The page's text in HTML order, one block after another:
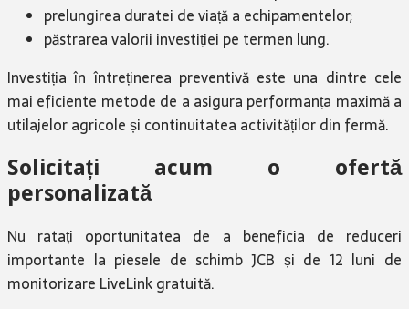
prelungirea duratei de viață a echipamentelor;
păstrarea valorii investiției pe termen lung.
Investiția în întreținerea preventivă este una dintre cele
mai eficiente metode de a asigura performanța maximă a
utilajelor agricole și continuitatea activităților din fermă.
Solicitați acum o ofertă
personalizată
Nu ratați oportunitatea de a beneficia de reduceri
importante la piesele de schimb JCB și de 12 luni de
monitorizare LiveLink gratuită.